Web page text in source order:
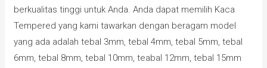
berkualitas tinggi untuk Anda. Anda dapat memilih Kaca
Tempered yang kami tawarkan dengan beragam model
yang ada adalah tebal 3mm, tebal 4mm, tebal 5mm, tebal
6mm, tebal 8mm, tebal 10mm, teabal 12mm, tebal 15mm